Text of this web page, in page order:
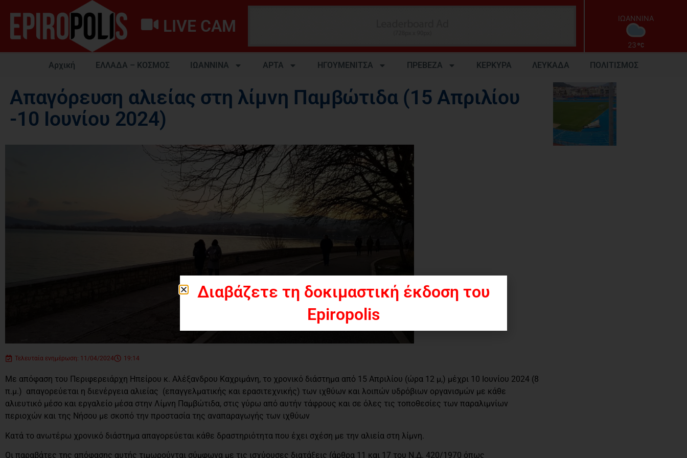
LIVE CAM ΙΩΑΝΝΙΝΑ
23
Αρχική ΕΛΛΑΔΑ – ΚΟΣΜΟΣ ΙΩΑΝΝΙΝΑ ΑΡΤΑ ΗΓΟΥΜΕΝΙΤΣΑ ΠΡΕΒΕΖΑ ΚΕΡΚΥΡΑ ΛΕΥΚΑΔΑ ΠΟΛΙΤΙΣΜΟΣ
Απαγόρευση αλιείας στη λίμνη Παμβώτιδα (15 Απριλίου
-10 Ιουνίου 2024)
Τελευταία ενημέρωση: 11/04/2024 19:14
Με απόφαση του Περιφερειάρχη Ηπείρου κ. Αλέξανδρου Καχριμάνη, το χρονικό διάστημα από 15 Απριλίου (ώρα 12 μ,) μέχρι 10 Ιουνίου 2024 (8
π.μ.) απαγορεύεται η διενέργεια αλιείας (επαγγελματικής και ερασιτεχνικής) των ιχθύων και λοιπών υδρόβιων οργανισμών με κάθε
αλιευτικό μέσο και εργαλείο μέσα στην Λίμνη Παμβώτιδα, στις γύρω από αυτήν τάφρους και σε όλες τις τοποθεσίες των παραλιμνίων
περιοχών και της Νήσου με σκοπό την προστασία της αναπαραγωγής των ιχθύων
Κατά το ανωτέρω χρονικό διάστημα απαγορεύεται κάθε δραστηριότητα που έχει σχέση με την αλιεία στη λίμνη.
Οι παραβάτες της απόφασης αυτής τιμωρούνται σύμφωνα με τις ισχύουσες διατάξεις (άρθρα 11 και 17 του Ν.Δ. 420/1970 όπως
Διαβάζετε τη δοκιμαστική έκδοση του
Epiropolis